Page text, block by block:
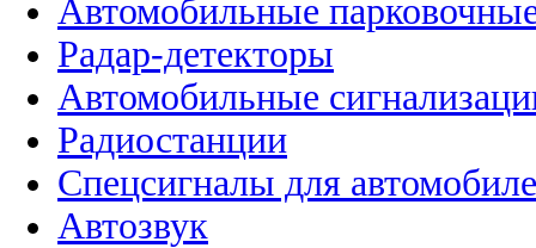
Автомобильные
Радар-детекторы
Автомобильные
Радиостанции
Спецсигналы для
Автозвук